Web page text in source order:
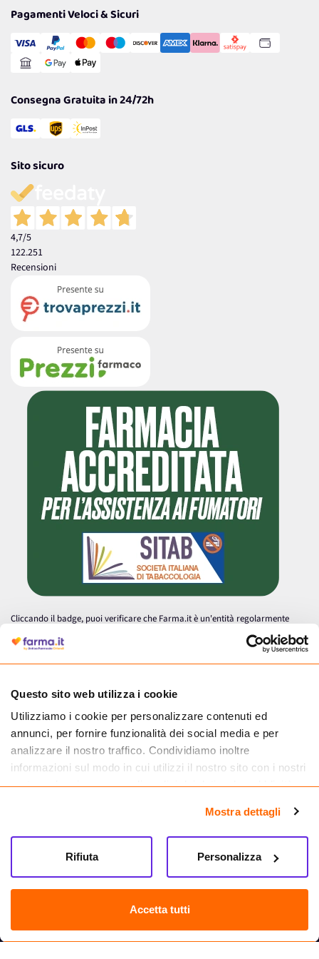
Questo sito web utilizza i cookie
Utilizziamo i cookie per personalizzare contenuti ed
annunci, per fornire funzionalità dei social media e per
analizzare il nostro traffico. Condividiamo inoltre
informazioni sul modo in cui utilizzi il nostro sito con i nostri
partner che si occupano di analisi dei dati web, pubblicità e
informazioni che hai fornito loro o che hanno raccolto dal
tuo utilizzo dei loro servizi.
Mostra dettagli
Accetta tutti
Personalizza
Rifiuta
Cookie Policy
Gestisci Cookie
Reso Facile e Veloce
Pagamenti Veloci & Sicuri
Consegna Gratuita in 24/72h
Sito sicuro
4,7/5
122.251
Recensioni
Cliccando il badge, puoi verificare che Farma.it è un'entità regolarmente
autorizzata dal Ministero della Salute a effettuare la vendita online di
medicinali.
Farma.it S.a.s. P. IVA 07417261216 REA: NA-884088
CREDITS
Sede legale Via delle Repubbliche Marinare 128, 80147 Napoli